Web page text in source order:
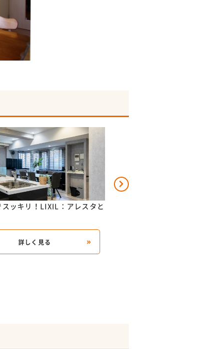
スッキリ！LIXIL：アレスタと
詳しく見る